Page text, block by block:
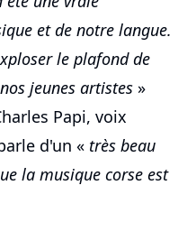
et de notre langue.
le plafond de
jeunes artistes »
Papi, voix
d'un « très beau
la musique corse est